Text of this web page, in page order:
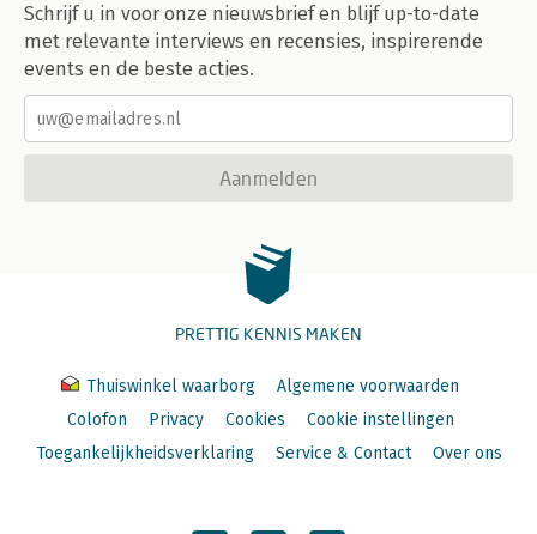
Schrijf u in voor onze nieuwsbrief en blijf up-to-date
met relevante interviews en recensies, inspirerende
events en de beste acties.
Aanmelden
PRETTIG KENNIS MAKEN
Thuiswinkel waarborg
Algemene voorwaarden
Colofon
Privacy Cookies
Cookie instellingen
Toegankelijkheidsverklaring
Service & Contact Over ons